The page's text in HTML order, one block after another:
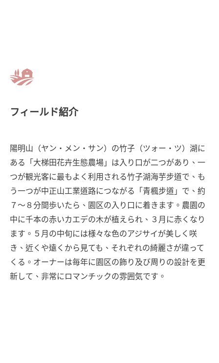
フィールド紹介
陽明山（ヤン・メン・サン）の竹子（ツォー・ツ）湖に
ある「大梯田花卉生態農場」は入り口が二つがあり、一
つが観光客に最もよく利用される竹子湖海芋步道で、も
う一つが中正山工業道路につながる「青楓步道」で、約
７～８分間歩いたら、園区の入り口に着きます。農園の
中に千本の赤いカエデの木が植えられ、３月に赤くなり
ます。５月の中旬には様々な色のアジサイが美しく咲
き、近くや遠くから見ても、それぞれの綺麗さが違って
くる。オーナーは毎年に園区の飾り及び周りの設計を更
新して、非常にロマンチックの雰囲気です。